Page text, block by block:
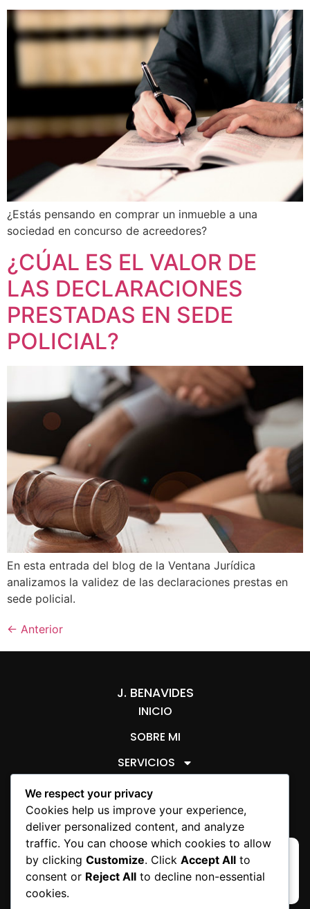
¿Estás pensando en comprar un inmueble a una
sociedad en concurso de acreedores?
¿CÚAL ES EL VALOR DE
LAS DECLARACIONES
PRESTADAS EN SEDE
POLICIAL?
En esta entrada del blog de la Ventana Jurídica
analizamos la validez de las declaraciones prestas en
sede policial.
← Anterior
J. BENAVIDES
INICIO
SOBRE MI
SERVICIOS
ARTÍCULOS JURÍDICOS
AVISO LEGALSOBRE COOKIES
We respect your privacy
Cookies help us improve your experience,
deliver personalized content, and analyze
traffic. You can choose which cookies to allow
by clicking Customize. Click Accept All to
consent or Reject All to decline non-essential
cookies.